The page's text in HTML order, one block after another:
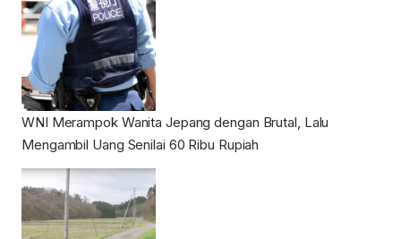
WNI Merampok Wanita Jepang dengan Brutal, Lalu
Mengambil Uang Senilai 60 Ribu Rupiah